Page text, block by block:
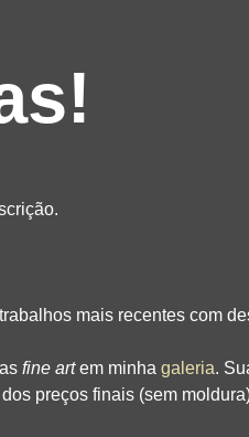
mais recentes com
fine artem minha galeria.
preços finais (sem